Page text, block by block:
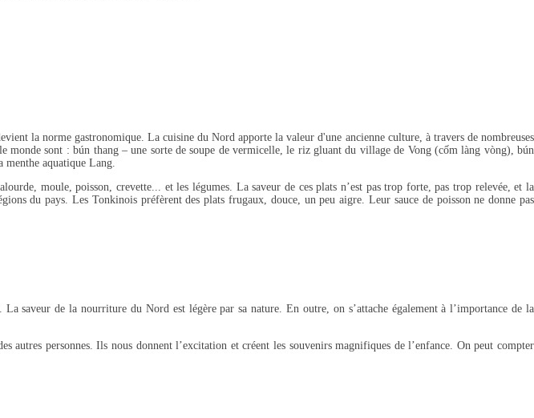
la norme gastronomique. La cuisine du Nord apporte la valeur d'une ancienne culture, à travers de nombreuses
sont : bún thang – une sorte de soupe de vermicelle, le riz gluant du village de Vong (cốm làng vòng), bún
aquatique Lang.
moule, poisson, crevette... et les légumes. La saveur de ces plats n’est pas trop forte, pas trop relevée, et la
du pays. Les Tonkinois préfèrent des plats frugaux, douce, un peu aigre. Leur sauce de poisson ne donne pas
saveur de la nourriture du Nord est légère par sa nature. En outre, on s’attache également à l’importance de la
personnes. Ils nous donnent l’excitation et créent les souvenirs magnifiques de l’enfance. On peut compter